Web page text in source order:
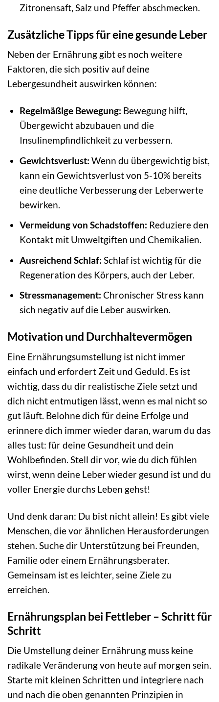
Zitronensaft, Salz und Pfeffer abschmecken.
Zusätzliche Tipps für eine gesunde Leber
Neben der Ernährung gibt es noch weitere
Faktoren, die sich positiv auf deine
Lebergesundheit auswirken können:
Regelmäßige Bewegung: Bewegung hilft,
Übergewicht abzubauen und die
Insulinempfindlichkeit zu verbessern.
Gewichtsverlust: Wenn du übergewichtig bist,
kann ein Gewichtsverlust von 5-10% bereits
eine deutliche Verbesserung der Leberwerte
bewirken.
Vermeidung von Schadstoffen: Reduziere den
Kontakt mit Umweltgiften und Chemikalien.
Ausreichend Schlaf: Schlaf ist wichtig für die
Regeneration des Körpers, auch der Leber.
Stressmanagement: Chronischer Stress kann
sich negativ auf die Leber auswirken.
Motivation und Durchhaltevermögen
Eine Ernährungsumstellung ist nicht immer
einfach und erfordert Zeit und Geduld. Es ist
wichtig, dass du dir realistische Ziele setzt und
dich nicht entmutigen lässt, wenn es mal nicht so
gut läuft. Belohne dich für deine Erfolge und
erinnere dich immer wieder daran, warum du das
alles tust: für deine Gesundheit und dein
Wohlbefinden. Stell dir vor, wie du dich fühlen
wirst, wenn deine Leber wieder gesund ist und du
voller Energie durchs Leben gehst!
Und denk daran: Du bist nicht allein! Es gibt viele
Menschen, die vor ähnlichen Herausforderungen
stehen. Suche dir Unterstützung bei Freunden,
Familie oder einem Ernährungsberater.
Gemeinsam ist es leichter, seine Ziele zu
erreichen.
Ernährungsplan bei Fettleber – Schritt für
Schritt
Die Umstellung deiner Ernährung muss keine
radikale Veränderung von heute auf morgen sein.
Starte mit kleinen Schritten und integriere nach
und nach die oben genannten Prinzipien in